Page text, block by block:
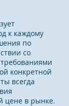
к каждому
по
со
конкретной
всегда
цене в рынке.